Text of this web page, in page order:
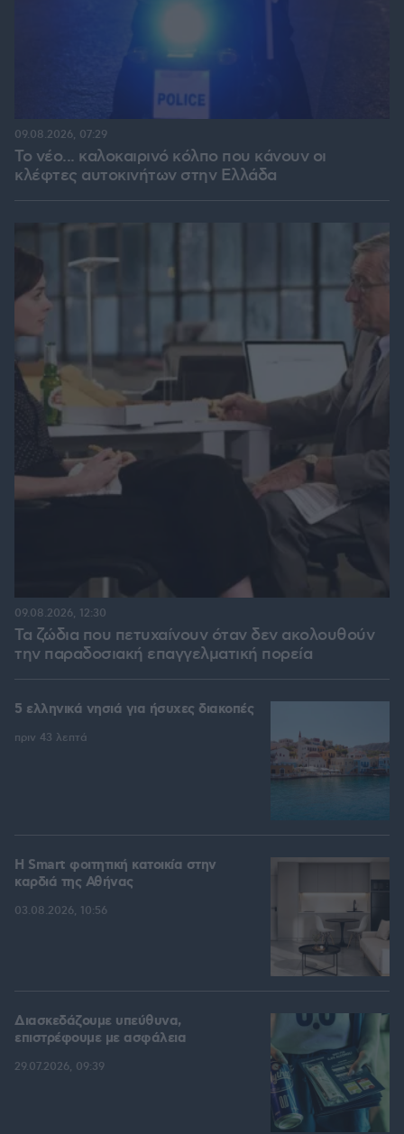
Το νέο... καλοκαιρινό κόλπο που κάνουν οι
κλέφτες αυτοκινήτων στην Ελλάδα
09.08.2026, 07:29
Τα ζώδια που πετυχαίνουν όταν δεν ακολουθούν
την παραδοσιακή επαγγελματική πορεία
09.08.2026, 12:30
5 ελληνικά νησιά για ήσυχες διακοπές
πριν 43 λεπτά
Η Smart φοιτητική κατοικία στην
καρδιά της Αθήνας
03.08.2026, 10:56
Διασκεδάζουμε υπεύθυνα,
επιστρέφουμε με ασφάλεια
29.07.2026, 09:39